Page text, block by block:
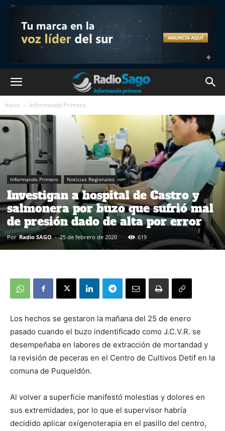
Inicio Informando Primero
Informando Primero Noticias Regionales
Investigan a hospital de Castro y
salmonera por buzo que sufrió mal
de presión dado de alta por error
Por Radio SAGO - 25 de febrero de 2020 619
Los hechos se gestaron la mañana del 25 de enero
pasado cuando el buzo indentificado como J.C.V.R. se
desempeñaba en labores de extracción de mortandad y
la revisión de peceras en el Centro de Cultivos Detif en la
comuna de Puqueldón.
Al volver a superficie manifestó molestias y dolores en
sus extremidades, por lo que el supervisor habría
decidido aplicar oxígenoterapia en el pasillo del centro,